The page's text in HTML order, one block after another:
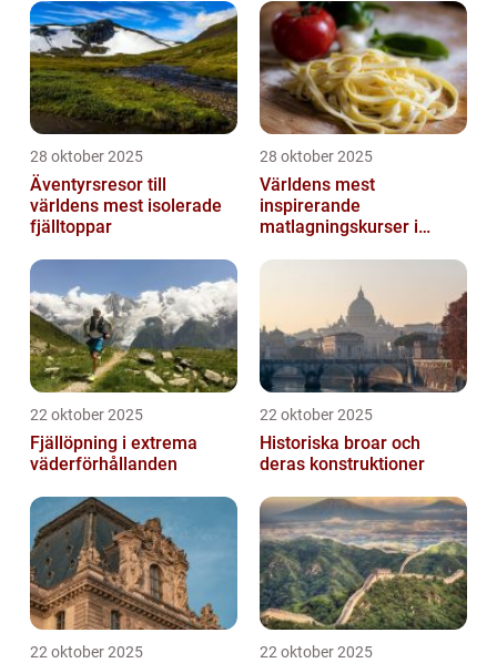
28 oktober 2025
Äventyrsresor till
världens mest isolerade
fjälltoppar
28 oktober 2025
Världens mest
inspirerande
matlagningskurser i
22 oktober 2025
Fjällöpning i extrema
väderförhållanden
22 oktober 2025
Historiska broar och
deras konstruktioner
22 oktober 2025 22 oktober 2025